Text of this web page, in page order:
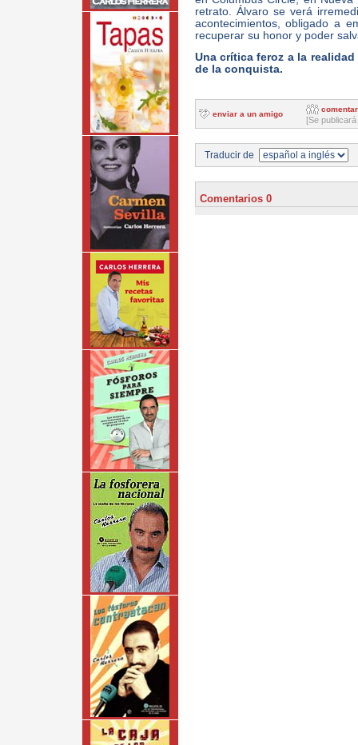
retrato. Álvaro se verá
acontecimientos, obligado a
recuperar su honor y poder
Una crítica feroz a la
de la conquista.
enviar a un amigo
comentar
[Se
Traducir de
Comentarios 0